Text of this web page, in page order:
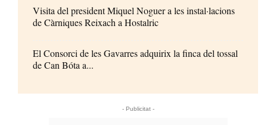
Visita del president Miquel Noguer a les instal·lacions
de Càrniques Reixach a Hostalric
El Consorci de les Gavarres adquirix la finca del tossal
de Can Bóta a...
- Publicitat -